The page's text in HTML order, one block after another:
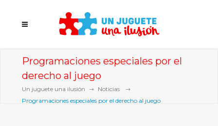
Programaciones especiales por el
derecho al juego
Un juguete una ilusión
Noticias
Programaciones especiales por el derecho al juego